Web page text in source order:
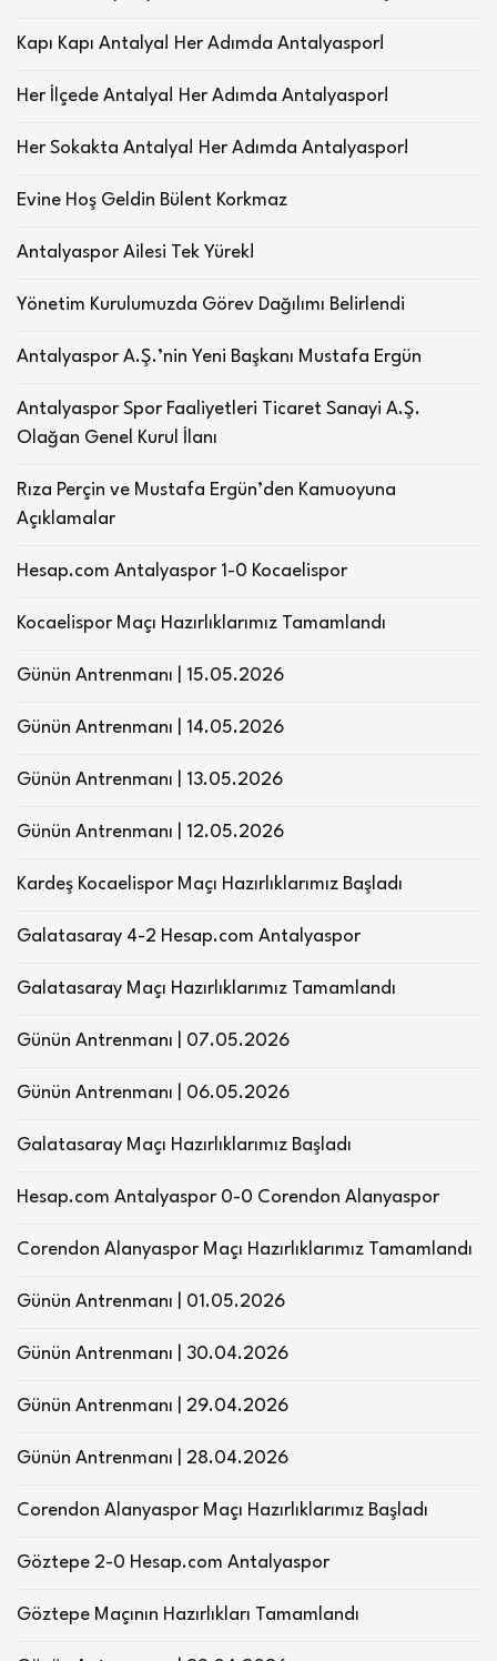
Kapı Kapı Antalya! Her Adımda Antalyaspor!
Her İlçede Antalya! Her Adımda Antalyaspor!
Her Sokakta Antalya! Her Adımda Antalyaspor!
Evine Hoş Geldin Bülent Korkmaz
Antalyaspor Ailesi Tek Yürek!
Yönetim Kurulumuzda Görev Dağılımı Belirlendi
Antalyaspor A.Ş.’nin Yeni Başkanı Mustafa Ergün
Antalyaspor Spor Faaliyetleri Ticaret Sanayi A.Ş.
Olağan Genel Kurul İlanı
Rıza Perçin ve Mustafa Ergün’den Kamuoyuna
Açıklamalar
Hesap.com Antalyaspor 1-0 Kocaelispor
Kocaelispor Maçı Hazırlıklarımız Tamamlandı
Günün Antrenmanı | 15.05.2026
Günün Antrenmanı | 14.05.2026
Günün Antrenmanı | 13.05.2026
Günün Antrenmanı | 12.05.2026
Kardeş Kocaelispor Maçı Hazırlıklarımız Başladı
Galatasaray 4-2 Hesap.com Antalyaspor
Galatasaray Maçı Hazırlıklarımız Tamamlandı
Günün Antrenmanı | 07.05.2026
Günün Antrenmanı | 06.05.2026
Galatasaray Maçı Hazırlıklarımız Başladı
Hesap.com Antalyaspor 0-0 Corendon Alanyaspor
Corendon Alanyaspor Maçı Hazırlıklarımız Tamamlandı
Günün Antrenmanı | 01.05.2026
Günün Antrenmanı | 30.04.2026
Günün Antrenmanı | 29.04.2026
Günün Antrenmanı | 28.04.2026
Corendon Alanyaspor Maçı Hazırlıklarımız Başladı
Göztepe 2-0 Hesap.com Antalyaspor
Göztepe Maçının Hazırlıkları Tamamlandı